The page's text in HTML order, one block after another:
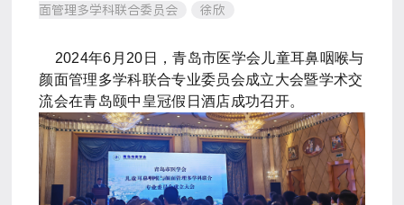
面管理多学科联合委员会
徐欣
2024年6月20日，青岛市医学会儿童耳鼻咽喉与
颜面管理多学科联合专业委员会成立大会暨学术交
流会在青岛颐中皇冠假日酒店成功召开。